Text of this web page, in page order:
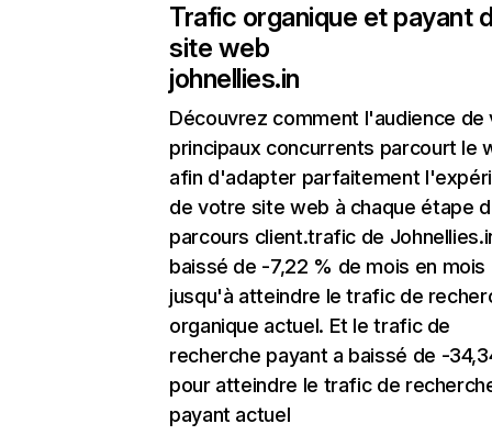
Trafic organique et payant
site web
johnellies.in
Découvrez comment l'audience de
principaux concurrents parcourt le
afin d'adapter parfaitement
de votre site web à chaque étape
parcours client.trafic de
baissé de -7,22 % de mois en mois
jusqu'à atteindre le trafic de
organique actuel. Et le trafic de
recherche payant a baissé de -
pour atteindre le trafic de
payant actuel